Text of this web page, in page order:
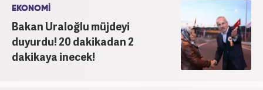
EKONOMİ
Bakan Uraloğlu müjdeyi
duyurdu! 20 dakikadan 2
dakikaya inecek!